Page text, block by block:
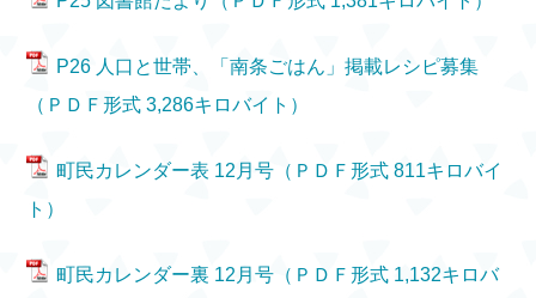
P26 人口と世帯、「南条ごはん」掲載レシピ募集
（ＰＤＦ形式 3,286キロバイト）
町民カレンダー表 12月号（ＰＤＦ形式 811キロバイ
ト）
町民カレンダー裏 12月号（ＰＤＦ形式 1,132キロバ